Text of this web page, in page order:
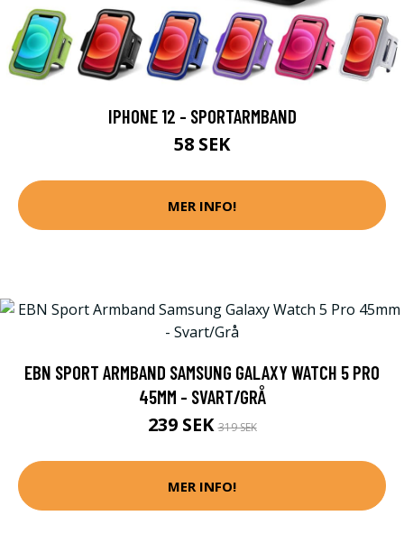
IPHONE 12 - SPORTARMBAND
58 SEK
MER INFO!
EBN SPORT ARMBAND SAMSUNG GALAXY WATCH 5 PRO
45MM - SVART/GRÅ
239 SEK319 SEK
MER INFO!